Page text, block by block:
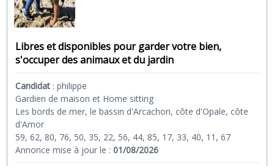
Libres et disponibles pour garder votre bien,
s'occuper des animaux et du jardin
Candidat :philippe
Gardien de maison et Home sitting
Les bords de mer, le bassin d'Arcachon, côte d'Opale, côte
d'Amor
59, 62, 80, 76, 50, 35, 22, 56, 44, 85, 17, 33, 40, 11, 67
Annonce mise à jour le :01/08/2026